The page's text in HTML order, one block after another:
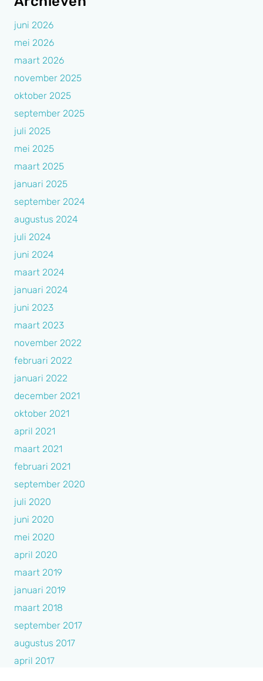
juni 2026
mei 2026
maart 2026
november 2025
oktober 2025
september 2025
juli 2025
mei 2025
maart 2025
januari 2025
september 2024
augustus 2024
juli 2024
juni 2024
maart 2024
januari 2024
juni 2023
maart 2023
november 2022
februari 2022
januari 2022
december 2021
oktober 2021
april 2021
maart 2021
februari 2021
september 2020
juli 2020
juni 2020
mei 2020
april 2020
maart 2019
januari 2019
maart 2018
september 2017
augustus 2017
april 2017